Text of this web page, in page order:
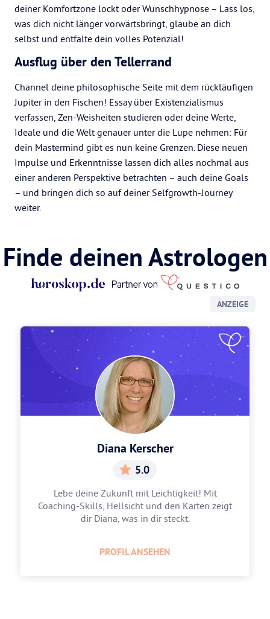
deiner Komfortzone lockt oder Wunschhypnose – Lass los,
was dich nicht länger vorwärtsbringt, glaube an dich
selbst und entfalte dein volles Potenzial!
Ausflug über den Tellerrand
Channel deine philosophische Seite mit dem rückläufigen
Jupiter in den Fischen! Essay über Existenzialismus
verfassen, Zen-Weisheiten studieren oder deine Werte,
Ideale und die Welt genauer unter die Lupe nehmen: Für
dein Mastermind gibt es nun keine Grenzen. Diese neuen
Impulse und Erkenntnisse lassen dich alles nochmal aus
einer anderen Perspektive betrachten – auch deine Goals
– und bringen dich so auf deiner Selfgrowth-Journey
weiter.
Finde deinen Astrologen
ANZEIGE
Diana Kerscher
5.0
Lebe deine Zukunft mit Leichtigkeit! Mit
Coaching-Skills, Hellsicht und den Karten zeigt
dir Diana, was in dir steckt.
PROFIL ANSEHEN